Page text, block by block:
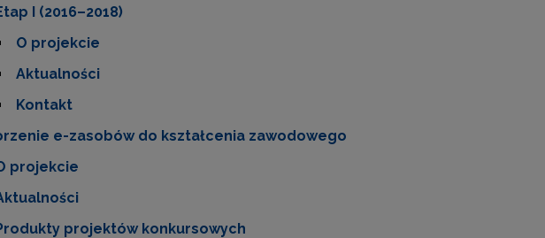
I (2016–2018)
O projekcie
Aktualności
Kontakt
e-zasobów do kształcenia zawodowego
projekcie
projektów konkursowych